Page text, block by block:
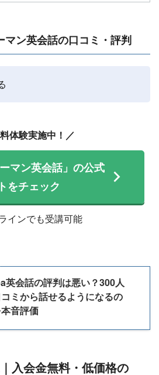
マン英会話の口コミ・評判
体験実施中！／
マン英会話」の公式
をチェック
インでも受講可能
英会話の評判は悪い？300人
ミから話せるようになるの
音評価
入会金無料・低価格の